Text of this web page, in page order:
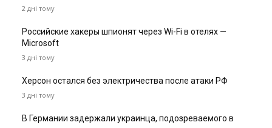
2 дні тому
Российские хакеры шпионят через Wi-Fi в отелях —
Microsoft
3 дні тому
Херсон остался без электричества после атаки РФ
3 дні тому
В Германии задержали украинца, подозреваемого в